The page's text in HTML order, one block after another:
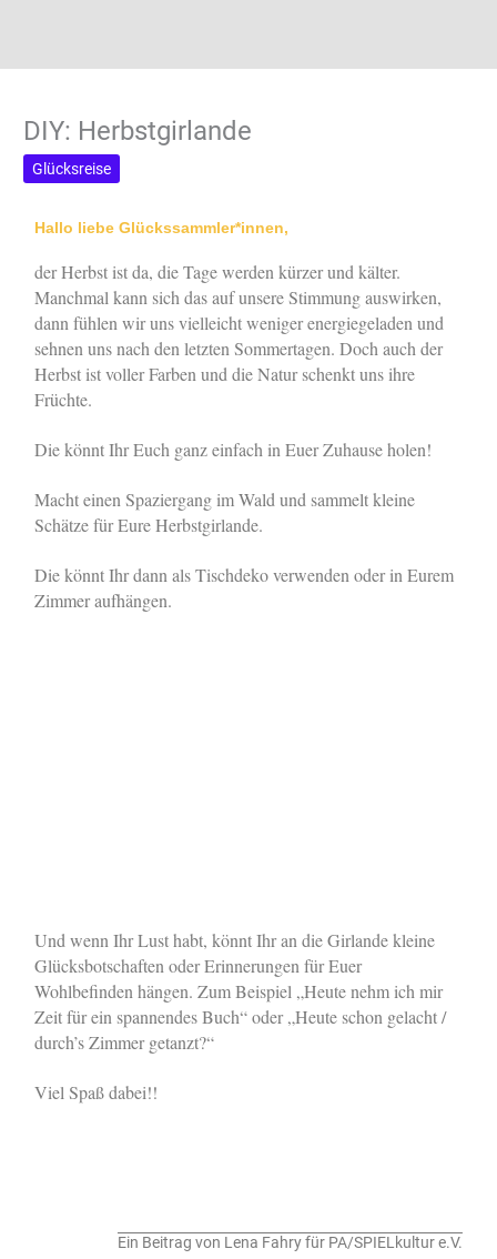
DIY: Herbstgirlande
Glücksreise
Hallo liebe Glückssammler*innen,
der Herbst ist da, die Tage werden kürzer und kälter.
Manchmal kann sich das auf unsere Stimmung auswirken,
dann fühlen wir uns vielleicht weniger energiegeladen und
sehnen uns nach den letzten Sommertagen. Doch auch der
Herbst ist voller Farben und die Natur schenkt uns ihre
Früchte.
Die könnt Ihr Euch ganz einfach in Euer Zuhause holen!
Macht einen Spaziergang im Wald und sammelt kleine
Schätze für Eure Herbstgirlande.
Die könnt Ihr dann als Tischdeko verwenden oder in Eurem
Zimmer aufhängen.
Und wenn Ihr Lust habt, könnt Ihr an die Girlande kleine
Glücksbotschaften oder Erinnerungen für Euer
Wohlbefinden hängen. Zum Beispiel „Heute nehm ich mir
Zeit für ein spannendes Buch“ oder „Heute schon gelacht /
durch’s Zimmer getanzt?“
Viel Spaß dabei!!
Ein Beitrag von Lena Fahry für PA/SPIELkultur e.V.